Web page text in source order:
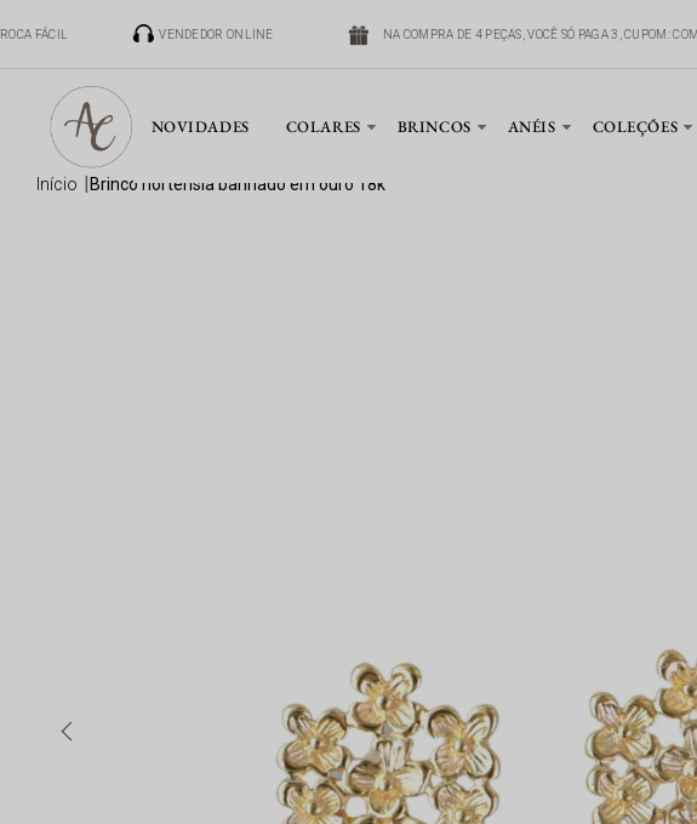
FÁCIL VENDEDOR ONLINE NA COMPRA DE 4 PEÇAS, VOCÊ SÓ PAGA 3, CUPOM:
NOVIDADES COLARES BRINCOS ANÉIS COLEÇÕES
início brinco hortênsia banhado em ouro 18k